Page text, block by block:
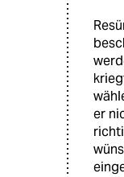
er